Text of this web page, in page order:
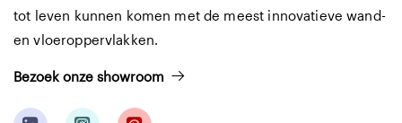
tot leven kunnen komen met de meest innovatieve wand-
en vloeroppervlakken.
Bezoek onze showroom